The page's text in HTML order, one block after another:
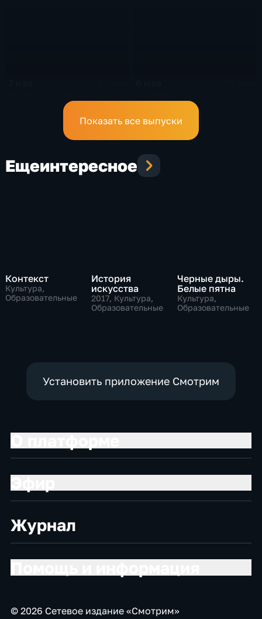
Показать все выпуски
Ещеинтересное
Контекст
Культура,
Образовательные
История
искусства
2017, Культура,
Образовательные
Черные дыры.
Белые пятна
Культура,
Образовательные
Установить приложение Смотрим
Журнал
© 2026 Сетевое издание «Смотрим»